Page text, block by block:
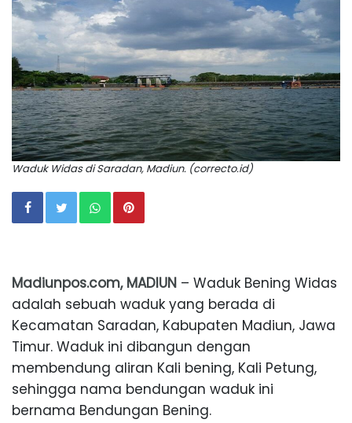
Waduk Widas di Saradan, Madiun. (correcto.id)
Madiunpos.com, MADIUN – Waduk Bening Widas
adalah sebuah waduk yang berada di
Kecamatan Saradan, Kabupaten Madiun, Jawa
Timur. Waduk ini dibangun dengan
membendung aliran Kali bening, Kali Petung,
sehingga nama bendungan waduk ini
bernama Bendungan Bening.